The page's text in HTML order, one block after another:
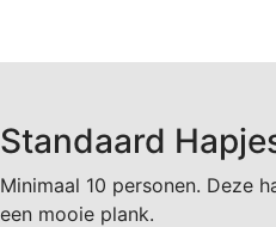
Standaard
Minimaal 10 personen. Deze
een mooie plank.